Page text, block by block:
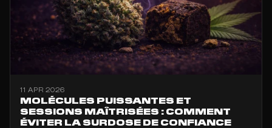
11 APR 2026
MOLÉCULES PUISSANTES ET
SESSIONS MAÎTRISÉES : COMMENT
ÉVITER LA SURDOSE DE CONFIANCE